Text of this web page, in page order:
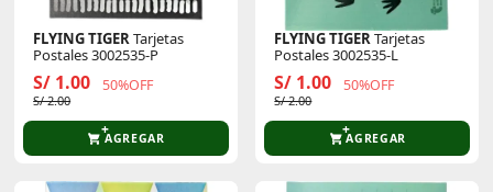
FLYING TIGERTarjetas
Postales 3002535-P
S/ 1.00 50%OFF
S/ 2.00
AGREGAR
FLYING TIGERTarjetas
Postales 3002535-L
S/ 1.00 50%OFF
S/ 2.00
AGREGAR